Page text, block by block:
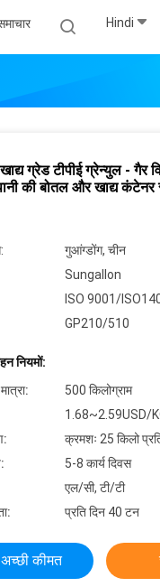
Hindi
ग्रेड टीपीई ग्रेन्युल -
की बोतल और खाद्य
गुआंग्डोंग, चीन
Sungallon
ISO 9001/
GP210/510
नियमों:
500 किलोग्राम
1.68~2.59USD/
क्रमशः 25 किलो
5-8 कार्य दिवस
एल/सी, टी/टी
प्रति दिन 40 टन
कीमत